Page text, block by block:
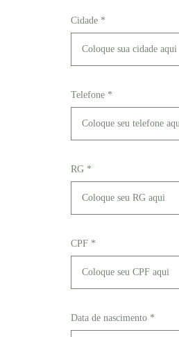
Cidade *
Telefone *
RG *
CPF *
Data de nascimento *